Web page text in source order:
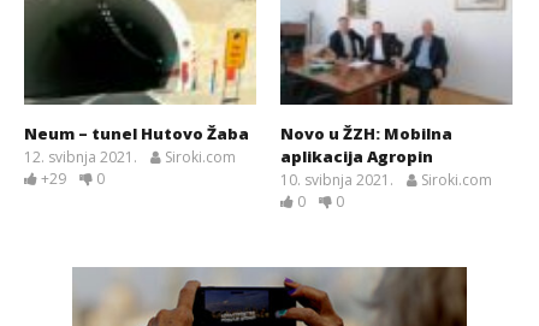
Neum – tunel Hutovo Žaba
12. svibnja 2021.
Siroki.com
+29
0
Novo u ŽZH: Mobilna
aplikacija Agropin
10. svibnja 2021.
Siroki.com
0
0